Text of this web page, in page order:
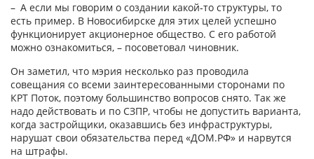
– А если мы говорим о создании какой‑то структуры, то
есть пример. В Новосибирске для этих целей успешно
функционирует акционерное общество. С его работой
можно ознакомиться, – посоветовал чиновник.
Он заметил, что мэрия несколько раз проводила
совещания со всеми заинтересованными сторонами по
КРТ Поток, поэтому большинство вопросов снято. Так же
надо действовать и по СЗПР, чтобы не допустить варианта,
когда застройщики, оказавшись без инфраструктуры,
нарушат свои обязательства перед «ДОМ.РФ» и нарвутся
на штрафы.